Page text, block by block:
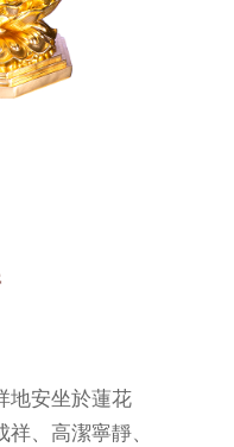
地安坐於蓮花
、高潔寧靜、